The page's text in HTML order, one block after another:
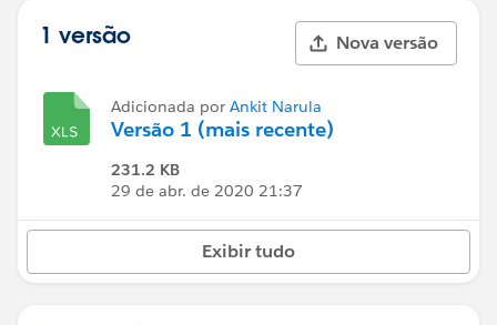
1 versão Nova versão
Adicionada por Ankit Narula
Versão 1 (mais recente)
231.2 KB
29 de abr. de 2020 21:37
Exibir tudo